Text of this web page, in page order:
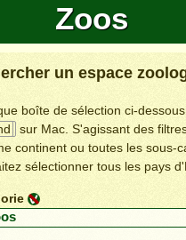
Zoos
un espace
boîte de sélection ci-
sur Mac. S'agissant des
continent ou toutes les
sélectionner tous les pays